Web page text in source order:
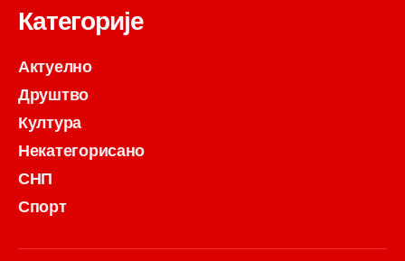
Категорије
Актуелно
Друштво
Култура
Некатегорисано
СНП
Спорт